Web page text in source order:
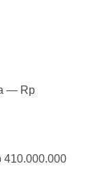
— Rp
410.000.000